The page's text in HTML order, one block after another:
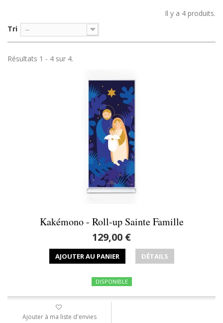
Il y a 4 produits.
Tri
--
Résultats 1 - 4 sur 4.
Kakémono - Roll-up Sainte Famille
129,00 €
AJOUTER AU PANIER DÉTAILS
DISPONIBLE
Ajouter à ma liste d'envies